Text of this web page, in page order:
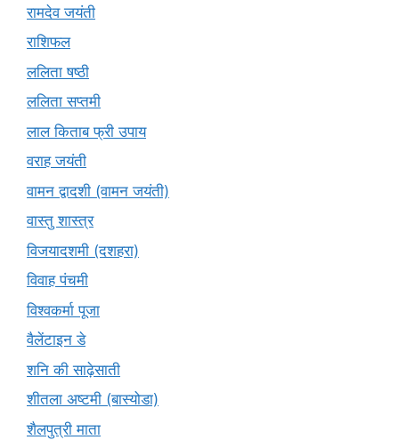
रामदेव जयंती
राशिफल
ललिता षष्ठी
ललिता सप्तमी
लाल किताब फ्री उपाय
वराह जयंती
वामन द्वादशी (वामन जयंती)
वास्तु शास्त्र
विजयादशमी (दशहरा)
विवाह पंचमी
विश्वकर्मा पूजा
वैलेंटाइन डे
शनि की साढ़ेसाती
शीतला अष्टमी (बास्योडा)
शैलपुत्री माता